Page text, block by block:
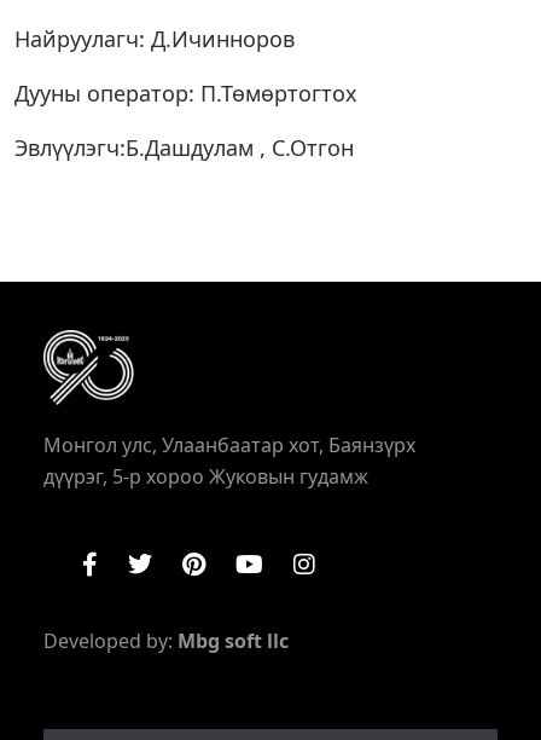
Найруулагч: Д.Ичинноров
Дууны оператор: П.Төмөртогтох
Эвлүүлэгч:Б.Дашдулам , С.Отгон
Монгол улс, Улаанбаатар хот, Баянзүрх
дүүрэг, 5-р хороо Жуковын гудамж
Developed by: Mbg soft llc